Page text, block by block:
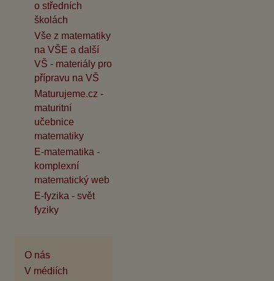
o středních
školách
Vše z matematiky
na VŠE a další
VŠ - materiály pro
přípravu na VŠ
Maturujeme.cz -
maturitní
učebnice
matematiky
E-matematika -
komplexní
matematický web
E-fyzika - svět
fyziky
O nás
V médiích